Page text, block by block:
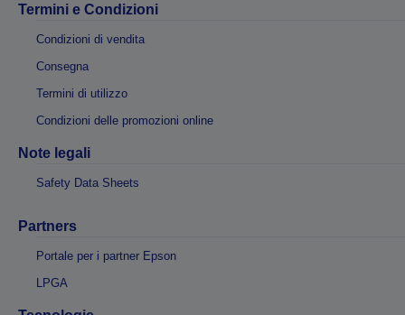
Termini e Condizioni
Condizioni di vendita
Consegna
Termini di utilizzo
Condizioni delle promozioni online
Note legali
Safety Data Sheets
Partners
Portale per i partner Epson
LPGA